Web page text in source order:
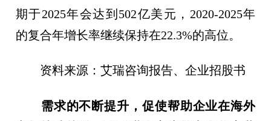
期于2025年会达到502亿美元，2020-2025年
的复合年增长率继续保持在22.3%的高位。
资料来源：艾瑞咨询报告、企业招股书
需求的不断提升，促使帮助企业在海外